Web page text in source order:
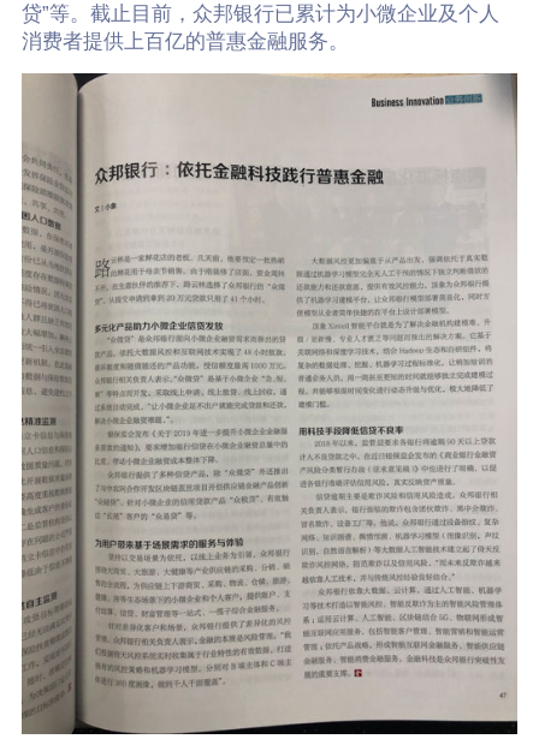
贷”等。截止目前，众邦银行已累计为小微企业及个人
消费者提供上百亿的普惠金融服务。